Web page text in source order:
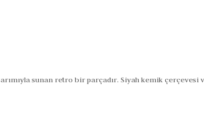
sunan retro bir parçadır. Siyah kemik